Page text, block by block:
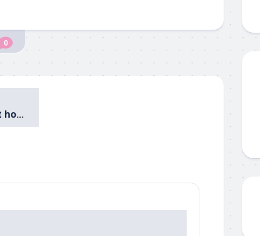
0
Handla courtagefritt hos Levler